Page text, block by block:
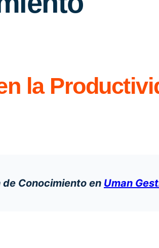
la
Conocimiento en Uman